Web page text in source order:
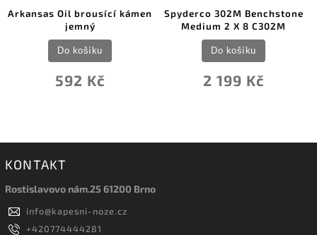
Arkansas Oil brousící kámen
jemný
592 Kč
Do košíku
Spyderco 302M Benchstone
Medium 2 X 8 C302M
2 199 Kč
Do košíku
KONTAKT
Rostislavovo nám.25 61200 Brno
info@kapesni-noze.cz
+420774444281